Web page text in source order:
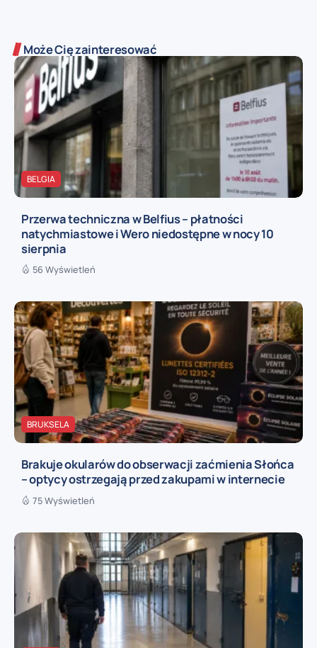
Może Cię zainteresować
BELGIA
Przerwa techniczna w Belfius – płatności
natychmiastowe i Wero niedostępne w nocy 10
sierpnia
56 Wyświetleń
BRUKSELA
Brakuje okularów do obserwacji zaćmienia Słońca
– optycy ostrzegają przed zakupami w internecie
75 Wyświetleń